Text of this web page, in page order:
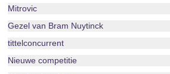
Mitrovic
Gezel van Bram Nuytinck
tittelconcurrent
Nieuwe competitie